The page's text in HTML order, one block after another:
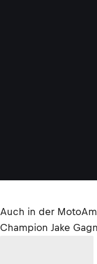
Auch in der
Champion Jake